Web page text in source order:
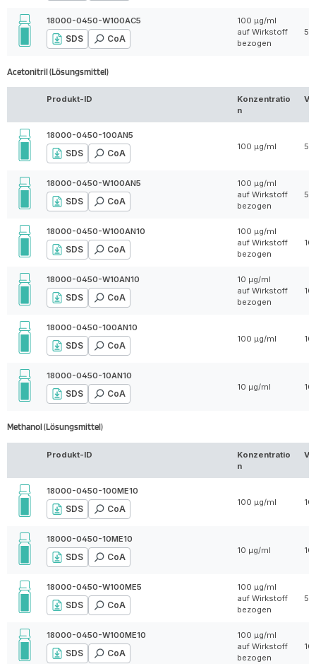
18000-0450-W100AC5
SDS CoA
100 µg/ml
auf Wirkstoff
bezogen
5
Acetonitril (Lösungsmittel)
Produkt-ID
Konzentratio
n
18000-0450-100AN5
SDS CoA
100 µg/ml 5
18000-0450-W100AN5
SDS CoA
100 µg/ml
auf Wirkstoff
bezogen
5
18000-0450-W100AN10
SDS CoA
100 µg/ml
auf Wirkstoff
bezogen
10
18000-0450-W10AN10
SDS CoA
10 µg/ml
auf Wirkstoff
bezogen
10
18000-0450-100AN10
SDS CoA
100 µg/ml 10
18000-0450-10AN10
SDS CoA
10 µg/ml 10
Methanol (Lösungsmittel)
Produkt-ID
Konzentratio
n
18000-0450-100ME10
SDS CoA
100 µg/ml 10
18000-0450-10ME10
SDS CoA
10 µg/ml 10
18000-0450-W100ME5
SDS CoA
100 µg/ml
auf Wirkstoff
bezogen
5
18000-0450-W100ME10
SDS CoA
100 µg/ml
auf Wirkstoff
bezogen
10